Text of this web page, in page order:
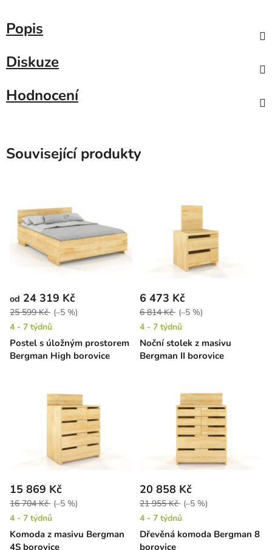
Popis
Diskuze
Hodnocení
Související produkty
Postel s úložným prostorem
Bergman High borovice
od 24 319 Kč
25 599 Kč (–5 %)
4 - 7 týdnů
Noční stolek z masivu
Bergman II borovice
6 473 Kč
6 814 Kč (–5 %)
4 - 7 týdnů
Komoda z masivu Bergman
4S borovice
15 869 Kč
16 704 Kč (–5 %)
4 - 7 týdnů
Dřevěná komoda Bergman 8
borovice
20 858 Kč
21 955 Kč (–5 %)
4 - 7 týdnů